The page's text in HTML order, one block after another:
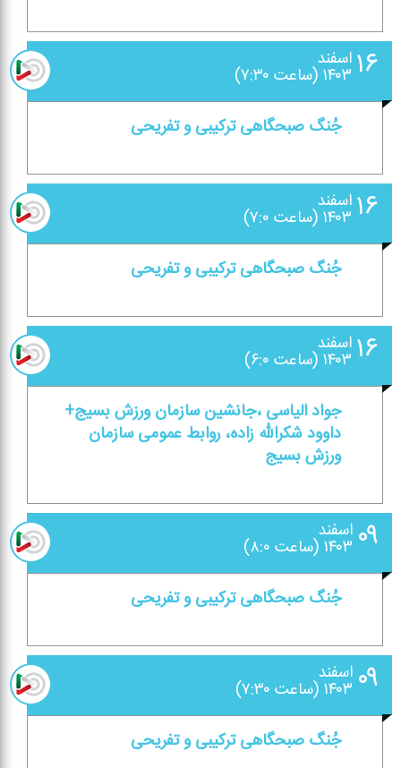
۱۶اسفند
۱۴۰۳ (ساعت ۷:۳۰)
جُنگ صبحگاهی تركیبی و تفریحی
۱۶اسفند
۱۴۰۳ (ساعت ۷:۰)
جُنگ صبحگاهی تركیبی و تفریحی
۱۶اسفند
۱۴۰۳ (ساعت ۶:۰)
جواد الیاسی ،جانشین سازمان ورزش بسیج+
داوود شكرالله زاده، روابط عمومی سازمان
ورزش بسیج
۰۹ اسفند
۱۴۰۳ (ساعت ۸:۰)
جُنگ صبحگاهی تركیبی و تفریحی
۰۹ اسفند
۱۴۰۳ (ساعت ۷:۳۰)
جُنگ صبحگاهی تركیبی و تفریحی